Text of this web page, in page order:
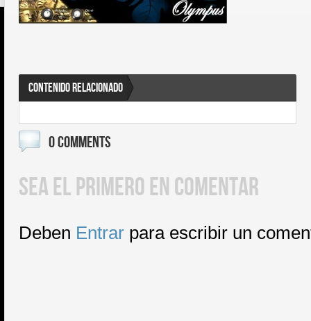
CONTENIDO RELACIONADO
0 COMMENTS
SEA EL PRIMERO EN COMENTAR
Deben Entrar para escribir un